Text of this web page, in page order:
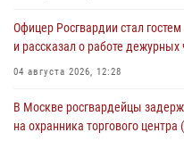
Офицер Росгвардии стал
и рассказал о работе дежурных
04 августа 2026, 12:28
В Москве росгвардейцы
на охранника торгового центра